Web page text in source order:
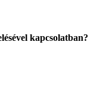
kapcsolatban?